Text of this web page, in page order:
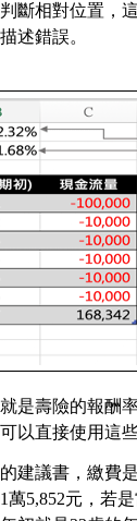
斷相對位置，
述錯誤。
是壽險的報酬
以直接使用這
建議書，繳費
萬5,852元，若